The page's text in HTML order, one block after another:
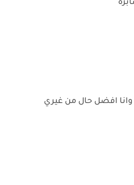
وانا افضل حال من غيري